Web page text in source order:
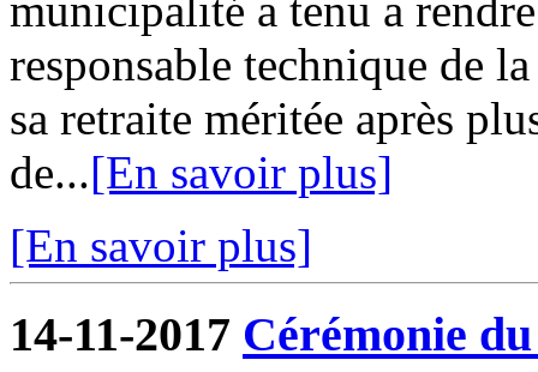
responsable technique de
sa retraite méritée après
de...[En savoir plus]
[En savoir plus]
14-11-2017 Cérémonie